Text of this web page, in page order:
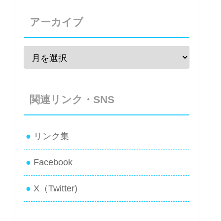
アーカイブ
関連リンク・SNS
リンク集
Facebook
X（Twitter)